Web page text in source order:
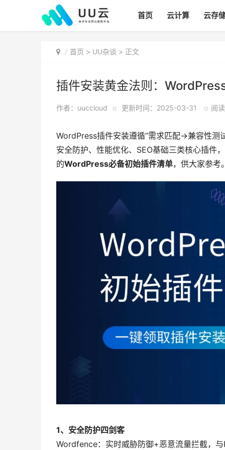
首页 云计算 云存
首页 > UU杂谈 > 正文
插件安装黄金法则：
作者：uuccloud o 更新时间：2025-03-31 o 阅
WordPress插件安装遵循”需求匹配→兼容性
安全防护、性能优化、SEO基础三类核心插件
的WordPress必备初始插件清单，供大家参考
1、安全防护四剑客
Wordfence：实时威胁防御+恶意流量拦截，